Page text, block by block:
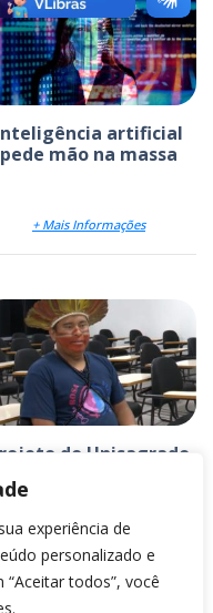
experiência de
personalizado e
todos”, você
artificial
pede mão na massa
+ Mais Informações
do Unisagrado
documentário
+ Mais Informações